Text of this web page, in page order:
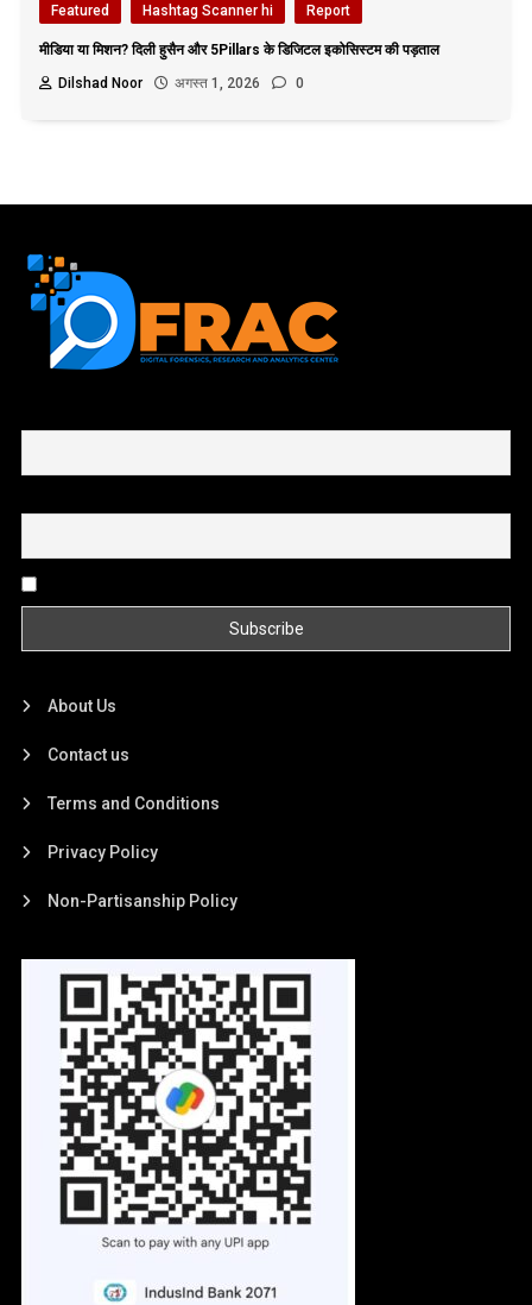
Featured Hashtag Scanner hi Report
मीडिया या मिशन? दिली हुसैन और 5Pillars के डिजिटल इकोसिस्टम की पड़ताल
Dilshad Noor
अगस्त 1, 2026 0
About Us
Contact us
Terms and Conditions
Privacy Policy
Non-Partisanship Policy